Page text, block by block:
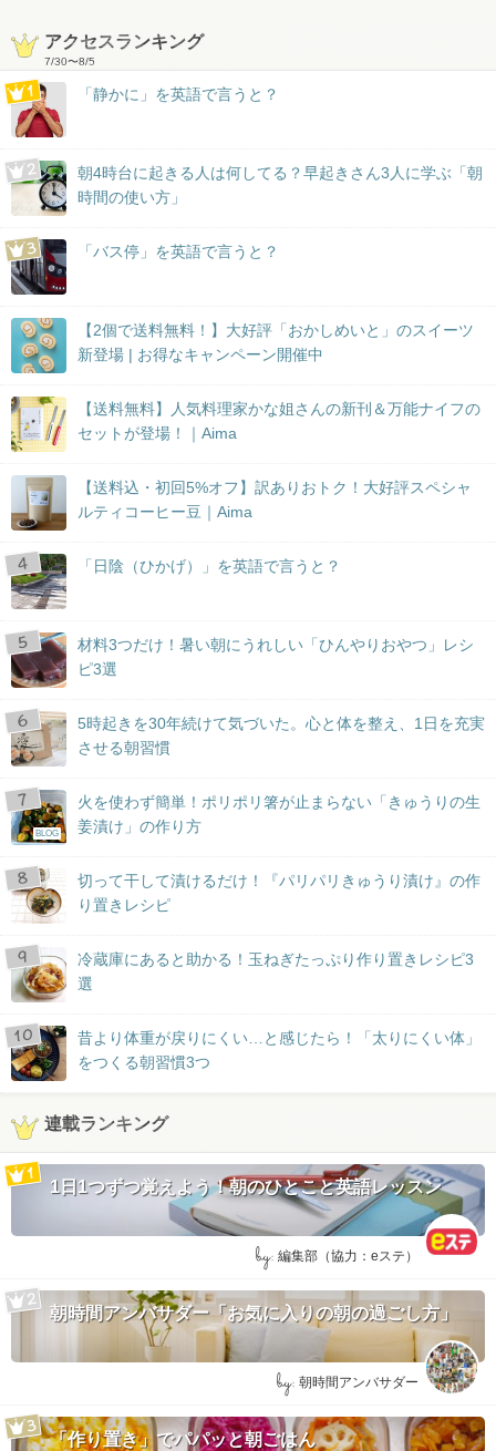
アクセスランキング
7/30〜8/5
「静かに」を英語で言うと？
朝4時台に起きる人は何してる？早起きさん3人に学ぶ「朝
時間の使い方」
「バス停」を英語で言うと？
【2個で送料無料！】大好評「おかしめいと」のスイーツ
新登場 | お得なキャンペーン開催中
【送料無料】人気料理家かな姐さんの新刊＆万能ナイフの
セットが登場！｜Aima
【送料込・初回5%オフ】訳ありおトク！大好評スペシャ
ルティコーヒー豆｜Aima
「日陰（ひかげ）」を英語で言うと？
材料3つだけ！暑い朝にうれしい「ひんやりおやつ」レシ
ピ3選
5時起きを30年続けて気づいた。心と体を整え、1日を充実
させる朝習慣
BLOG
火を使わず簡単！ポリポリ箸が止まらない「きゅうりの生
姜漬け」の作り方
切って干して漬けるだけ！『パリパリきゅうり漬け』の作
り置きレシピ
冷蔵庫にあると助かる！玉ねぎたっぷり作り置きレシピ3
選
昔より体重が戻りにくい…と感じたら！「太りにくい体」
をつくる朝習慣3つ
連載ランキング
1日1つずつ覚えよう！朝のひとこと英語レッスン
by: 編集部（協力：eステ）
朝時間アンバサダー「お気に入りの朝の過ごし方」
by: 朝時間アンバサダー
「作り置き」でパパッと朝ごはん